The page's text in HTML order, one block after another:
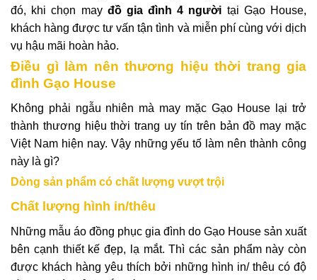
đó, khi chọn may đồ gia đình 4 người tại Gạo House,
khách hàng được tư vấn tận tình và miễn phí cùng với dịch
vụ hậu mãi hoàn hảo.
Điều gì làm nên thương hiệu thời trang gia
đình Gạo House
Không phải ngẫu nhiên mà may mặc Gạo House lại trở
thành thương hiệu thời trang uy tín trên bản đồ may mặc
Việt Nam hiện nay. Vậy những yếu tố làm nên thành công
này là gì?
Dòng sản phẩm có chất lượng vượt trội
Chất lượng hình in/thêu
Những mẫu áo đồng phục gia đình do Gạo House sản xuất
bên cạnh thiết kế đẹp, lạ mắt. Thì các sản phẩm này còn
được khách hàng yêu thích bởi những hình in/ thêu có độ